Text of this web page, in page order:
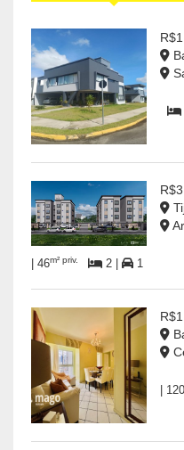
| 46m² priv. 2 | 1
| 120